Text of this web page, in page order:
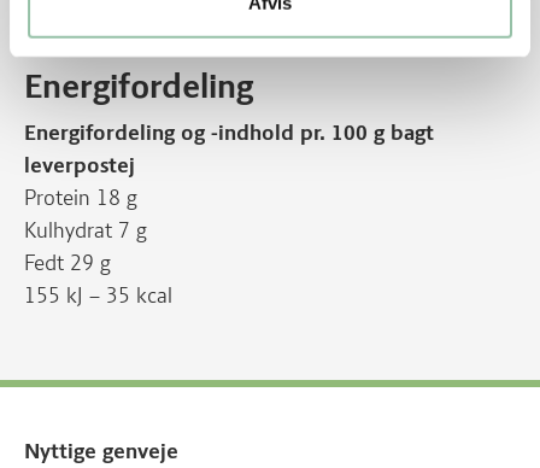
Energifordeling
Energifordeling og -indhold pr. 100 g bagt
leverpostej
Protein 18 g
Kulhydrat 7 g
Fedt 29 g
155 kJ – 35 kcal
Nyttige genveje